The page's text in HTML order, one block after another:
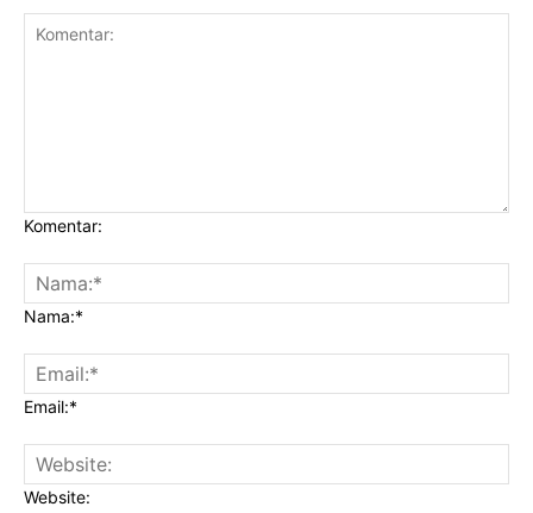
Komentar:
Nama:*
Email:*
Website: